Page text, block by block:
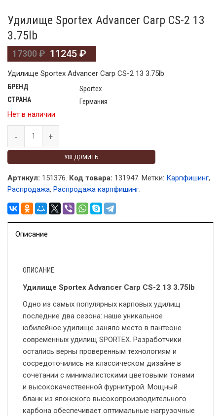
Удилище Sportex Advancer Carp CS-2 13
3.75lb
17300₽ 11245 ₽
Удилище Sportex Advancer Carp CS-2 13 3.75lb
БРЕНД Sportex
СТРАНА
Германия
Нет в наличии
УВЕДОМИТЬ
Артикул: 151376. Код товара: 131947. Метки: Карпфишинг,
Распродажа, Распродажа карпфишинг.
Описание
ОПИСАНИЕ
Удилище Sportex Advancer Carp CS-2 13 3.75lb
Одно из самых популярных карповых удилищ
последние два сезона: наше уникальное
юбилейное удилище заняло место в пантеоне
современных удилищ SPORTEX. Разработчики
остались верны проверенным технологиям и
сосредоточились на классическом дизайне в
сочетании с минималистскими цветовыми тонами
и высококачественной фурнитурой. Мощный
бланк из японского высокопроизводительного
карбона обеспечивает оптимальные нагрузочные